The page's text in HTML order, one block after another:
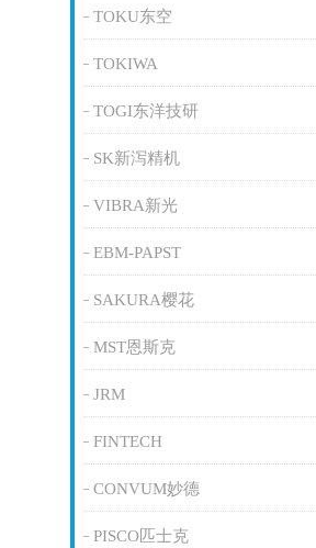
TOKU东空
TOKIWA
TOGI东洋技研
SK新泻精机
VIBRA新光
EBM-PAPST
SAKURA樱花
MST恩斯克
JRM
FINTECH
CONVUM妙德
PISCO匹士克